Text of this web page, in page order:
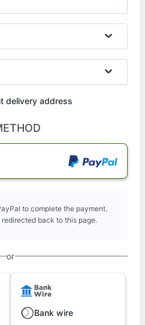
delivery address
to complete the payment.
back to this page.
or
Bank wire